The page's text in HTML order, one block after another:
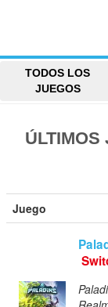
TODOS LOS
JUEGOS
ÚLTIMOS
Juego